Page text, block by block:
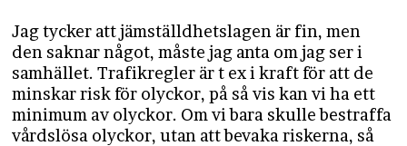
Jag tycker att jämställdhetslagen är fin, men
den saknar något, måste jag anta om jag ser i
samhället. Trafikregler är t ex i kraft för att de
minskar risk för olyckor, på så vis kan vi ha ett
minimum av olyckor. Om vi bara skulle bestraffa
vårdslösa olyckor, utan att bevaka riskerna, så